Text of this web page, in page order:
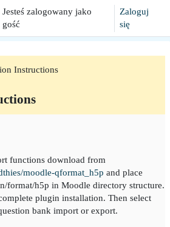
Jesteś zalogowany jako
gość
Zaloguj
się
Instructions
functions download from
moodle-qformat_h5p and place
format/h5p in Moodle directory structure.
plugin installation. Then select
bank import or export.